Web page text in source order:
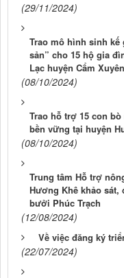
(29/11/2024)
Trao mô hình sinh kế
sản” cho 15 hộ gia
Lạc huyện Cẩm Xuyên
(08/10/2024)
Trao hỗ trợ 15 con
bền vững tại huyện
(08/10/2024)
Trung tâm Hỗ trợ
Hương Khê khảo
bưởi Phúc Trạch
(12/08/2024)
Về việc đăng ký
(22/07/2024)